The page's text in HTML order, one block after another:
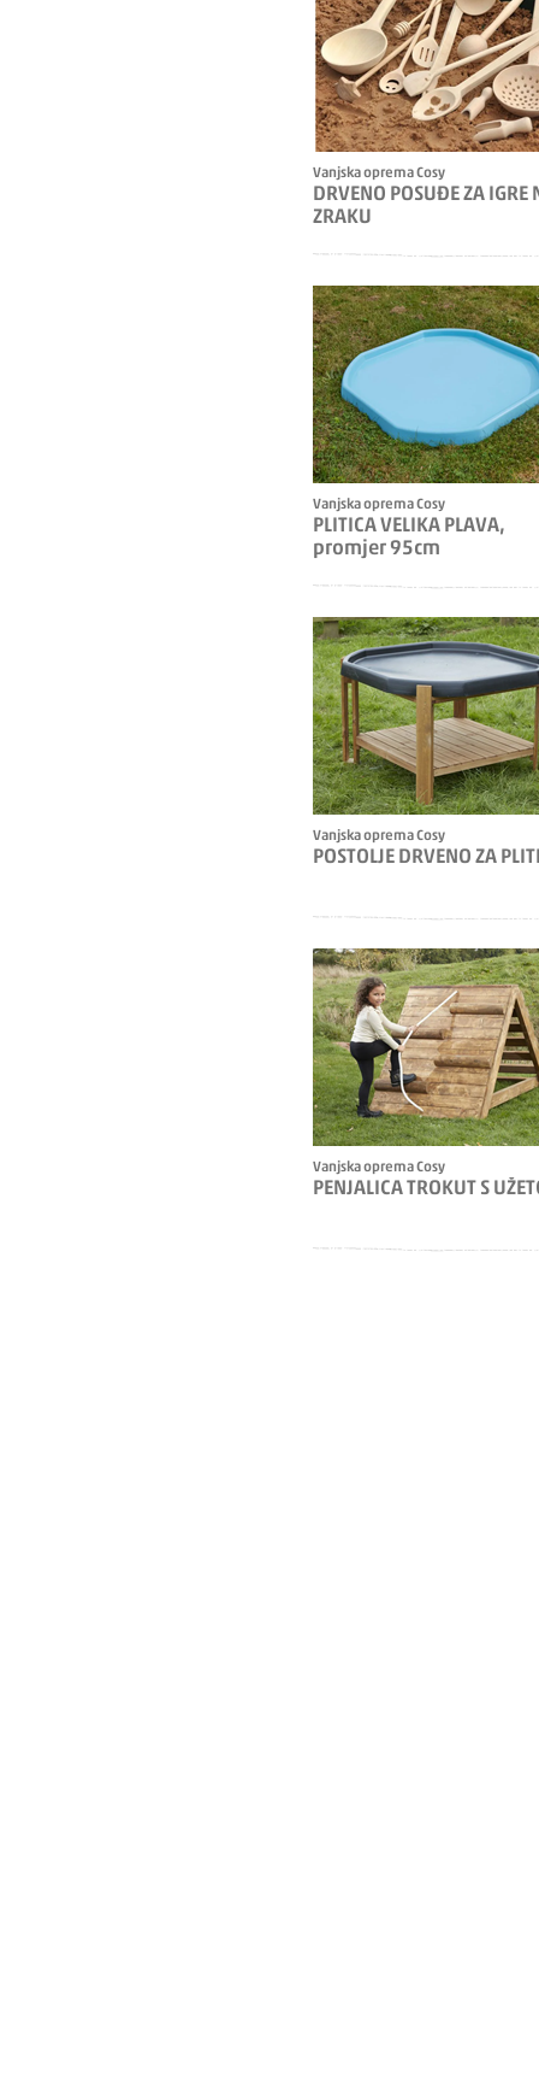
Vanjska oprema Cosy
DRVENO POSUĐE ZA IGRE
ZRAKU
Vanjska oprema Cosy
PLITICA VELIKA PLAVA,
promjer 95cm
Vanjska oprema Cosy
POSTOLJE DRVENO ZA
Vanjska oprema Cosy
PENJALICA TROKUT S